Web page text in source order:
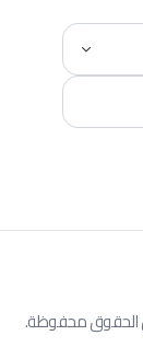
الحقوق محفوظة.